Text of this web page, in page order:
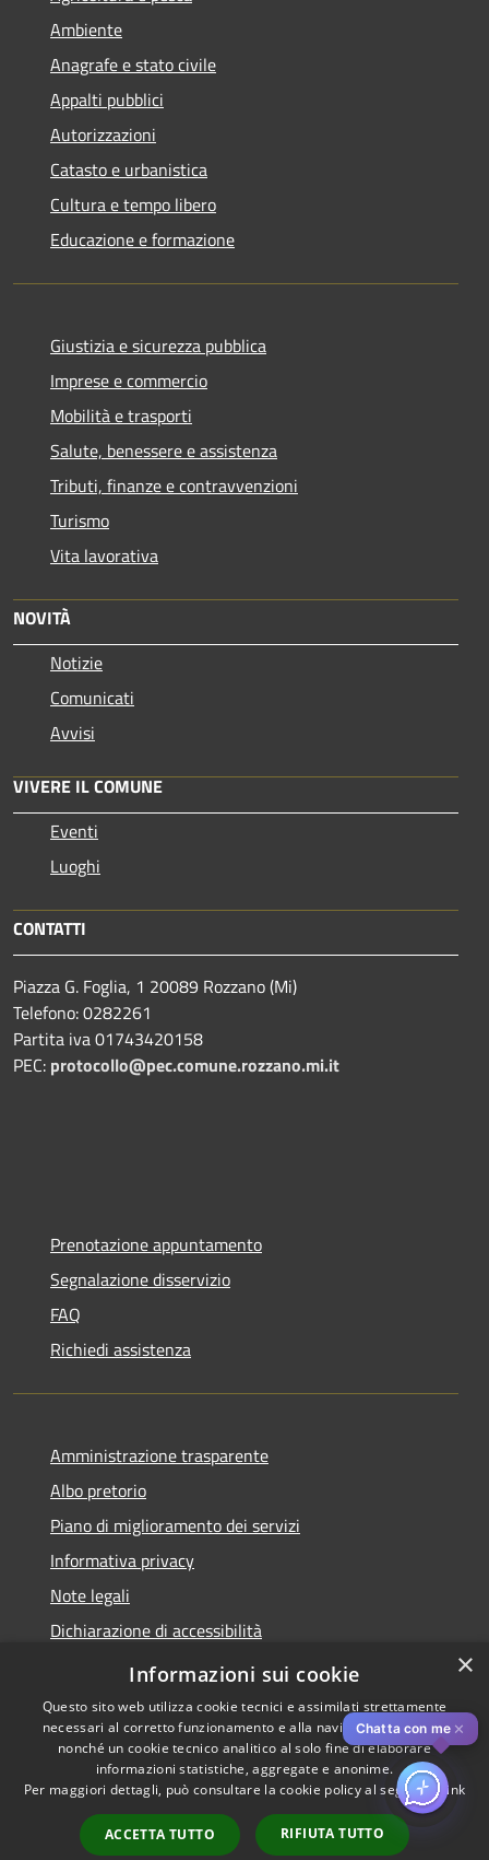
Ambiente
Anagrafe e stato civile
Appalti pubblici
Autorizzazioni
Catasto e urbanistica
Cultura e tempo libero
Educazione e formazione
Giustizia e sicurezza pubblica
Imprese e commercio
Mobilità e trasporti
Salute, benessere e assistenza
Tributi, finanze e contravvenzioni
Turismo
Vita lavorativa
NOVITÀ
Notizie
Comunicati
Avvisi
VIVERE IL COMUNE
Eventi
Luoghi
CONTATTI
Piazza G. Foglia, 1 20089 Rozzano (Mi)
Telefono: 0282261
Partita iva 01743420158
PEC: protocollo@pec.comune.rozzano.mi.it
Prenotazione appuntamento
Segnalazione disservizio
FAQ
Richiedi assistenza
Amministrazione trasparente
Albo pretorio
Piano di miglioramento dei servizi
Informativa privacy
Note legali
Dichiarazione di accessibilità
Obiettivi di accessibilità per l'anno 2025
Accessibilità
Copyright © 2026 • Comune di
Rozzano • Powered by
Municipium•
Accesso
Chatta con me ✕
×
Informazioni sui cookie
Questo sito web utilizza cookie tecnici e assimilati strettamente
necessari al corretto funzionamento e alla navigazione del sito,
nonché un cookie tecnico analitico al solo fine di elaborare
informazioni statistiche, aggregate e anonime.
Per maggiori dettagli, può consultare la cookie policy al seguente link
ACCETTA TUTTO RIFIUTA TUTTO